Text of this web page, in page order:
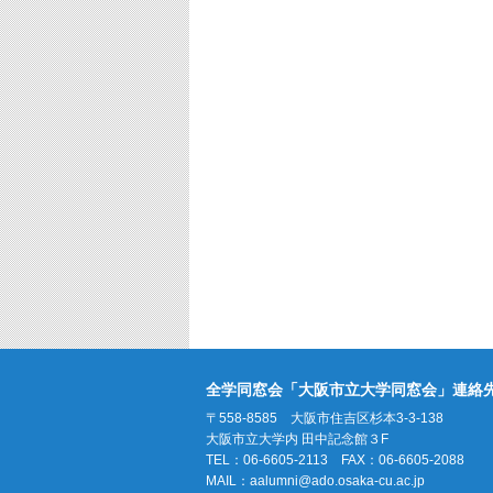
全学同窓会「大阪市立大学同窓会」連絡
〒558-8585 大阪市住吉区杉本3-3-138
大阪市立大学内 田中記念館３F
TEL：06-6605-2113 FAX：06-6605-2088
MAIL： aalumni@ado.osaka-cu.ac.jp